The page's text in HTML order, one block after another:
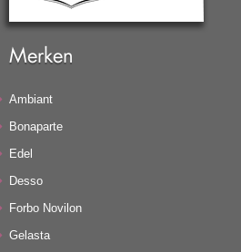
Merken
Ambiant
Bonaparte
Edel
Desso
Forbo Novilon
Gelasta